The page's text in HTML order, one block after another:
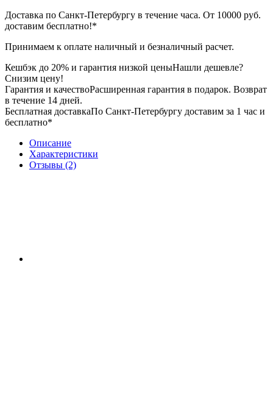
Доставка по Санкт-Петербургу в течение часа. От 10000 руб.
доставим бесплатно!*
Принимаем к оплате наличный и безналичный расчет.
Кешбэк до 20% и гарантия низкой ценыНашли дешевле?
Снизим цену!
Гарантия и качествоРасширенная гарантия в подарок. Возврат
в течение 14 дней.
Бесплатная доставкаПо Санкт-Петербургу доставим за 1 час и
бесплатно*
Описание
Характеристики
Отзывы (2)